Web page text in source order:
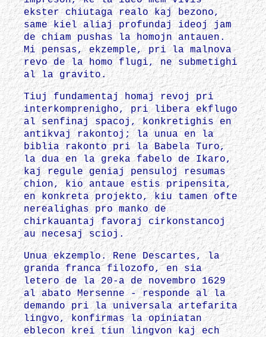
ekster chiutaga realo kaj bezono,
same kiel aliaj profundaj ideoj jam
de chiam pushas la homojn antauen.
Mi pensas, ekzemple, pri la malnova
revo de la homo flugi, ne submetighi
al la gravito.
Tiuj fundamentaj homaj revoj pri
interkomprenigho, pri libera ekflugo
al senfinaj spacoj, konkretighis en
antikvaj rakontoj; la unua en la
biblia rakonto pri la Babela Turo,
la dua en la greka fabelo de Ikaro,
kaj regule geniaj pensuloj resumas
chion, kio antaue estis pripensita,
en konkreta projekto, kiu tamen ofte
nerealighas pro manko de
chirkauantaj favoraj cirkonstancoj
au necesaj scioj.
Unua ekzemplo. Rene Descartes, la
granda franca filozofo, en sia
letero de la 20-a de novembro 1629
al abato Mersenne - responde al la
demando pri la universala artefarita
lingvo, konfirmas la opiniatan
eblecon krei tiun lingvon kaj ech